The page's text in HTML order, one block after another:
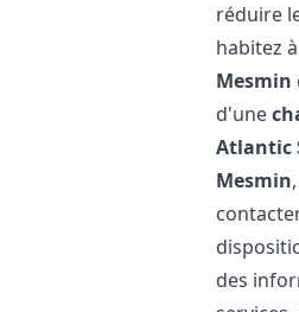
réduire
habitez
Mesmin
d'une
Atlantic
Mesmin
des